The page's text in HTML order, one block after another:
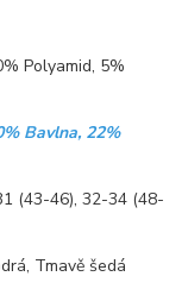
Polyamid, 5%
Bavlna, 22%
(43-46), 32-34 (48-
Tmavě šedá